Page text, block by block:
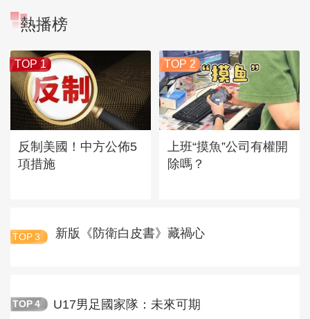
熱播榜
TOP 1
反制美國！中方公佈5
項措施
TOP 2
上班“摸魚”公司有權開
除嗎？
TOP 3 新版《防衛白皮書》藏禍心
TOP 4 U17男足國家隊：未來可期